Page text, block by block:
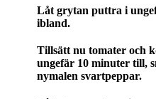
Låt grytan puttra i
ibland.
Tillsätt nu tomater och
ungefär 10 minuter till,
nymalen svartpeppar.